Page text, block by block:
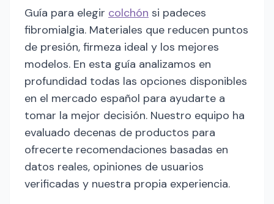
Guía para elegir colchón si padeces
fibromialgia. Materiales que reducen puntos
de presión, firmeza ideal y los mejores
modelos. En esta guía analizamos en
profundidad todas las opciones disponibles
en el mercado español para ayudarte a
tomar la mejor decisión. Nuestro equipo ha
evaluado decenas de productos para
ofrecerte recomendaciones basadas en
datos reales, opiniones de usuarios
verificadas y nuestra propia experiencia.